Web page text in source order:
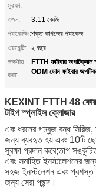
সুরক্ষা:
ওজন:
3.11 কেজি
প্যাকেজিং:শক্ত কাগজের প্যাকেজ
ওয়ারেন্টি: ২ বছর
লক্ষণীয়
করা:
FTTH ফাইবার অপটিক্যাল
ODM ডোম ফাইবার
KEXINT FTTH 48 কোর
টাইপ স্প্লাইস ক্লোজার
এক ধরনের গম্বুজ বন্ধ সিরিজ,
জন্য ব্যবহৃত হয় এবং 10টি
সুরক্ষা প্রদান করে;তাপ
এবং সমাহিত ইনস্টলেশনের
সহজ ইনস্টলেশন এবং প্রশস্ত
জন্য সেরা পছন্দ।